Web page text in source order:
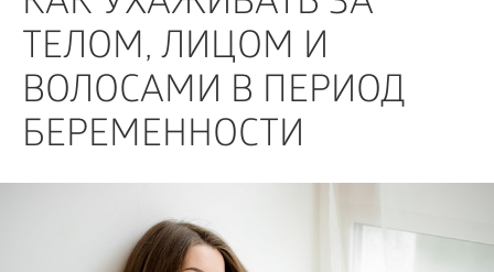
ТЕЛОМ, ЛИЦОМ И
ВОЛОСАМИ В ПЕРИОД
БЕРЕМЕННОСТИ
КАК?
БИЗНЕС